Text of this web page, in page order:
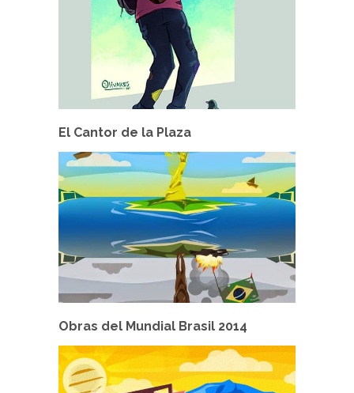
El Cantor de la Plaza
Obras del Mundial Brasil 2014